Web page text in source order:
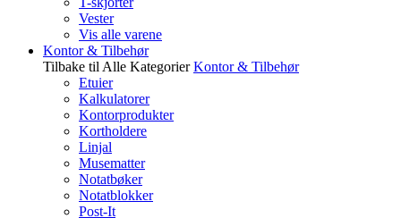
Vester
Vis alle varene
Kontor & Tilbehør
Tilbake til Alle Kategorier Kontor & Tilbehør
Etuier
Kalkulatorer
Kontorprodukter
Kortholdere
Linjal
Musematter
Notatbøker
Notatblokker
Post-It